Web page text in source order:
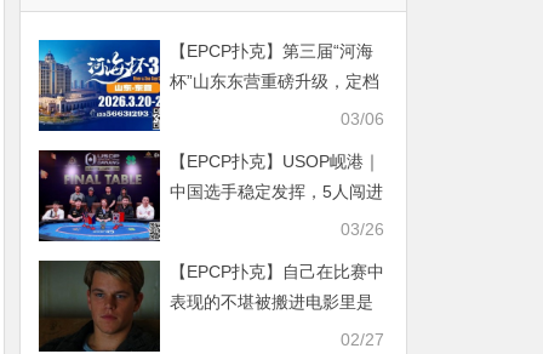
【EPCP扑克】第三届“河海
杯”山东东营重磅升级，定档
2026年3月20日至3月24日
03/06
【EPCP扑克】USOP岘港｜
中国选手稳定发挥，5人闯进
决赛桌，创造历史性盛况！
03/26
【EPCP扑克】自己在比赛中
表现的不堪被搬进电影里是
02/27